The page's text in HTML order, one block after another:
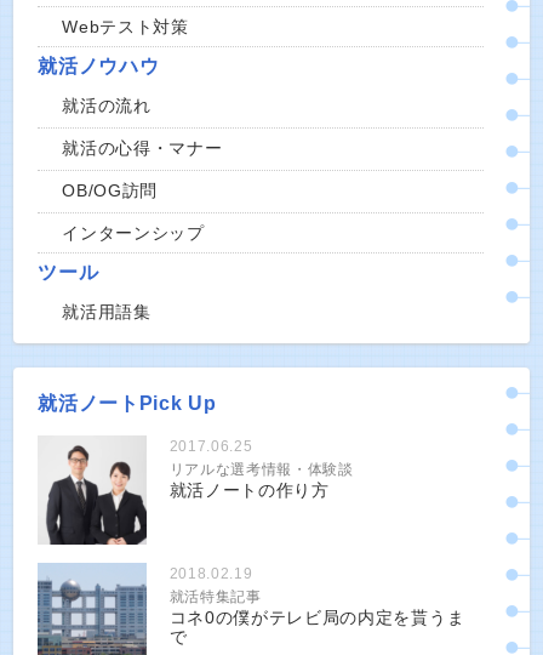
Webテスト対策
就活ノウハウ
就活の流れ
就活の心得・マナー
OB/OG訪問
インターンシップ
ツール
就活用語集
就活ノートPick Up
2017.06.25
リアルな選考情報・体験談
就活ノートの作り方
2018.02.19
就活特集記事
コネ0の僕がテレビ局の内定を貰うま
で